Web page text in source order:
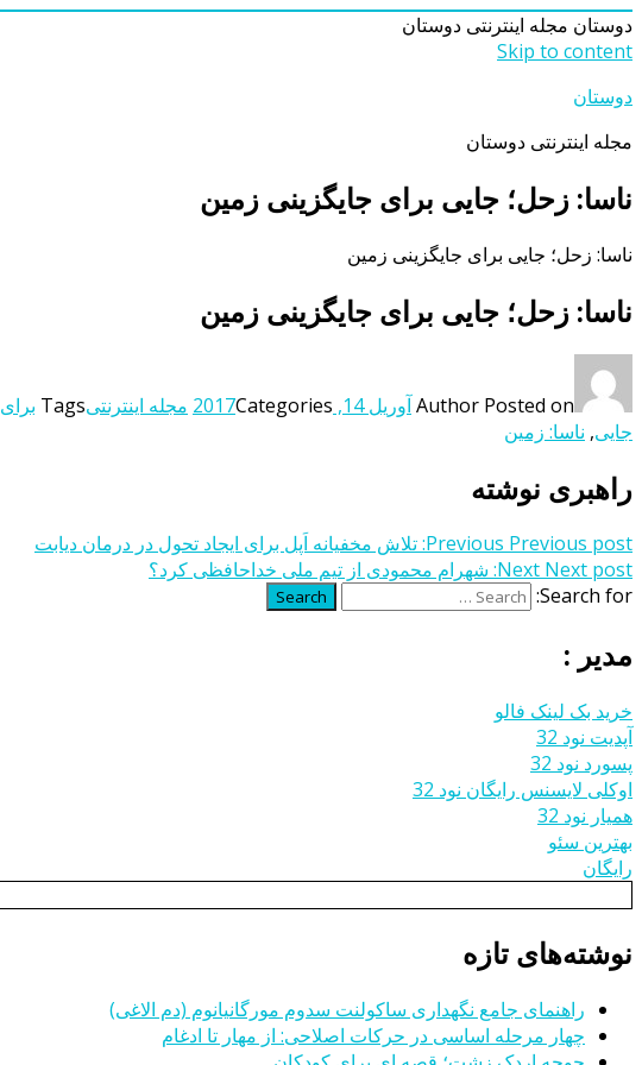
دوستان مجله اینترنتی دوستان
Skip to content
دوستان
مجله اینترنتی دوستان
ناسا: زحل؛ جایی برای جایگزینی زمین
ناسا: زحل؛ جایی برای جایگزینی زمین
ناسا: زحل؛ جایی برای جایگزینی زمین
Author Posted on آوریل 14, 2017 Categories مجله اینترنتیTags برای
جایی, ناسا: زمین
راهبری نوشته
Previous Previous post:
تلاش مخفیانه اَپل برای ایجاد تحول در درمان دیابت
Next Next post:
شهرام محمودی از تیم‌ ملی خداحافظی کرد؟
Search for:
Search
مدیر :
خرید بک لینک فالو
آپدیت نود 32
پسورد نود 32
اوکلی لایسنس رایگان نود 32
همیار نود 32
بهترین سئو
رایگان
نوشته‌های تازه
راهنمای جامع نگهداری ساکولنت سدوم مورگانیانوم (دم الاغی)
چهار مرحله اساسی در حرکات اصلاحی: از مهار تا ادغام